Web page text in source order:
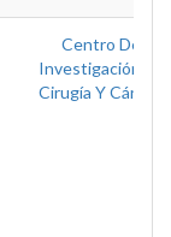
Centro De
Investigación En
Cirugía Y Cáncer